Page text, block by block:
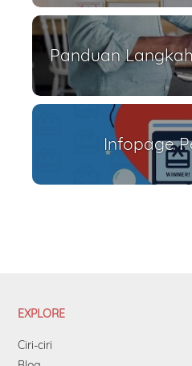
Panduan
Infopage
EXPLORE
Ciri-ciri